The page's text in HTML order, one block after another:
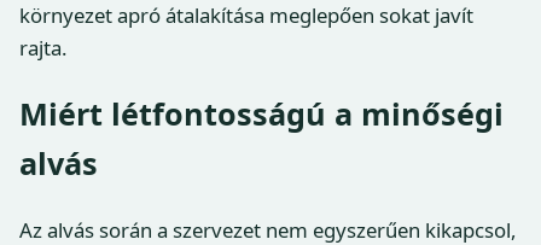
környezet apró átalakítása meglepően sokat javít
rajta.
Miért létfontosságú a minőségi
alvás
Az alvás során a szervezet nem egyszerűen kikapcsol,